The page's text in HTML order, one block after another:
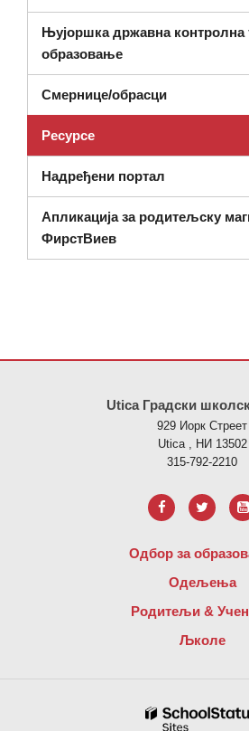
Њујоршка државна контролна
образовање(отвара се у новом
Смернице/обрасци
Ресурсе
Надређени портал
Апликација за родитељску
ФирстВиев
Utica Градски
929 Иорк Стреет
Utica , НИ 13502
315-792-2210
Одбор за
Одељења
Родитељи &
Љколе